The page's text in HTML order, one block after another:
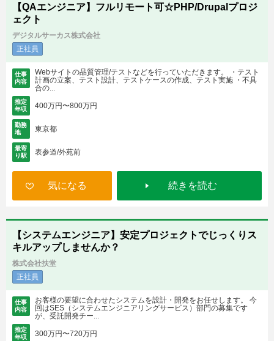
【QAエンジニア】フルリモート可☆PHP/Drupalプロジ
ェクト
デジタルサーカス株式会社
正社員
仕事
内容
Webサイトの品質管理/テストなどを行っていただきます。 ・テスト
計画の立案、テスト設計、テストケースの作成、テスト実施 ・不具
合の...
推定
年収
400万円〜800万円
勤務
地
東京都
最寄
り駅
表参道/外苑前
気になる 続きを読む
【システムエンジニア】安定プロジェクトでじっくりス
キルアップしませんか？
株式会社扶堂
正社員
仕事
内容
お客様の要望に合わせたシステムを設計・開発をお任せします。 今
回はSES（システムエンジニアリングサービス）部門の募集です
が、受託開発チー...
推定
年収
300万円〜720万円